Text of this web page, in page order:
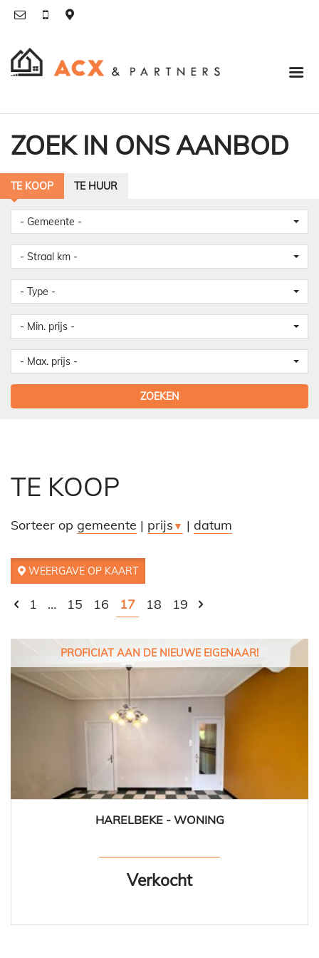
ZOEK IN ONS AANBOD
- Gemeente -
- Straal km -
- Type -
- Min. prijs -
- Max. prijs -
ZOEKEN
TE KOOP TE HUUR
TE KOOP
Sorteer op gemeente | prijs ▼ | datum
WEERGAVE OP KAART
1 … 15 16 17 18 19
PROFICIAT AAN DE NIEUWE EIGENAAR!
155 m² 3 1
HARELBEKE - WONING
Verkocht